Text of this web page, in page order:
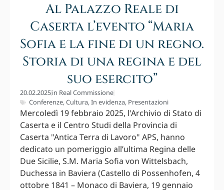
Al Palazzo Reale di
Caserta l’evento “Maria
Sofia e la fine di un regno.
Storia di una regina e del
suo esercito”
20.02.2025in Real Commissione
Conferenze,Cultura,In evidenza, Presentazioni
Mercoledì 19 febbraio 2025, l'Archivio di Stato di
Caserta e il Centro Studi della Provincia di
Caserta "Antica Terra di Lavoro" APS, hanno
dedicato un pomeriggio all’ultima Regina delle
Due Sicilie, S.M. Maria Sofia von Wittelsbach,
Duchessa in Baviera (Castello di Possenhofen, 4
ottobre 1841 – Monaco di Baviera, 19 gennaio